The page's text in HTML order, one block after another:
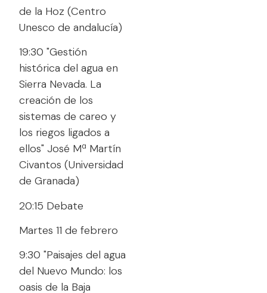
de la Hoz (Centro
Unesco de andalucía)
19:30 "Gestión
histórica del agua en
Sierra Nevada. La
creación de los
sistemas de careo y
los riegos ligados a
ellos" José Mª Martín
Civantos (Universidad
de Granada)
20:15 Debate
Martes 11 de febrero
9:30 "Paisajes del agua
del Nuevo Mundo: los
oasis de la Baja